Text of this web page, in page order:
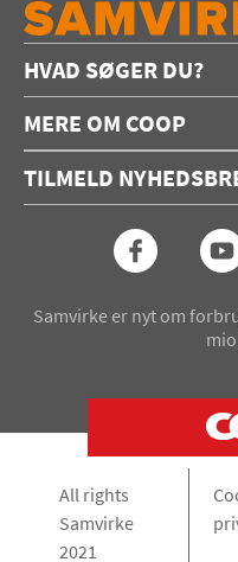
HVAD SØGER DU?
Opskrifter
Konkurrencer
Seneste Samvirke-magasin
MERE OM COOP
Annoncering
Coop medlem
TILMELD
Samvirke er nyt om
All rights
Samvirke
2021